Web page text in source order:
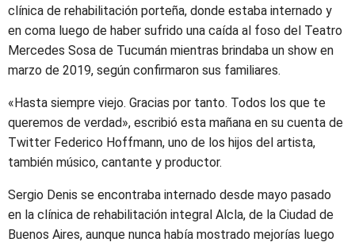
clínica de rehabilitación porteña, donde estaba internado y
en coma luego de haber sufrido una caída al foso del Teatro
Mercedes Sosa de Tucumán mientras brindaba un show en
marzo de 2019, según confirmaron sus familiares.
«Hasta siempre viejo. Gracias por tanto. Todos los que te
queremos de verdad», escribió esta mañana en su cuenta de
Twitter Federico Hoffmann, uno de los hijos del artista,
también músico, cantante y productor.
Sergio Denis se encontraba internado desde mayo pasado
en la clínica de rehabilitación integral Alcla, de la Ciudad de
Buenos Aires, aunque nunca había mostrado mejorías luego